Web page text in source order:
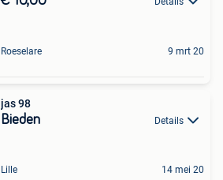
Roeselare 9 mrt 20
jas 98
Bieden Details
Lille 14 mei 20